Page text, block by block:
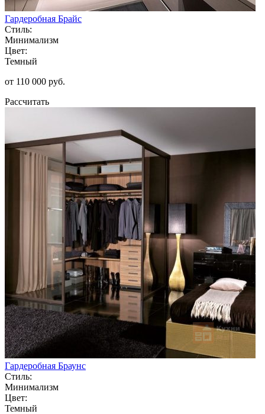
Гардеробная Брайс
Стиль:
Минимализм
Цвет:
Темный
от 110 000 руб.
Рассчитать
Гардеробная Браунс
Стиль:
Минимализм
Цвет:
Темный